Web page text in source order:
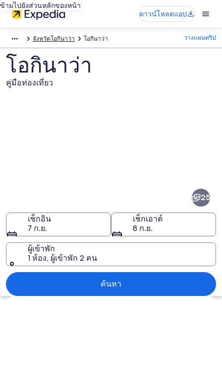
ข้ามไปยังส่วนหลักของหน้า
ดาวน์โหลดแอป
จังหวัดโอกินาว่า โอกินาว่า วางแผนทริป
โอกินาว่า
คู่มือท่องเที่ยว
าว่า
25
เช็กอิน
7 ก.ย.
เช็กเอาต์
8 ก.ย.
ผู้เข้าพัก
1 ห้อง, ผู้เข้าพัก 2 คน
ค้นหา
สำรวจแผนที่